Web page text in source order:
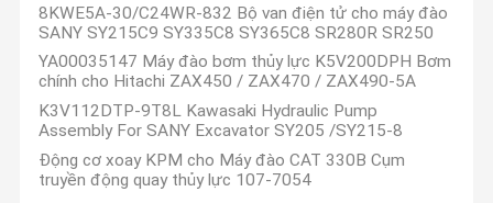
8KWE5A-30/C24WR-832 Bộ van điện tử cho máy đào
SANY SY215C9 SY335C8 SY365C8 SR280R SR250
YA00035147 Máy đào bơm thủy lực K5V200DPH Bơm
chính cho Hitachi ZAX450 / ZAX470 / ZAX490-5A
K3V112DTP-9T8L Kawasaki Hydraulic Pump
Assembly For SANY Excavator SY205 /SY215-8
Động cơ xoay KPM cho Máy đào CAT 330B Cụm
truyền động quay thủy lực 107-7054